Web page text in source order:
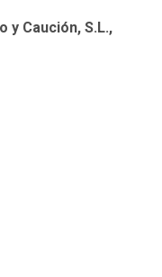
y Caución, S.L.,